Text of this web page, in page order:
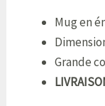
Mugen
Grande